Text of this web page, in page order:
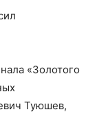
«Золотого
Туюшев,